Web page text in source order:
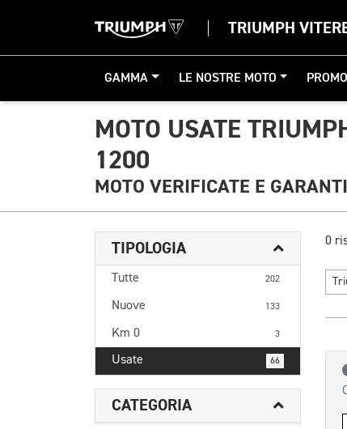
TRIUMPH
GAMMA LE NOSTRE MOTO
MOTO USATE
1200
MOTO VERIFICATE E
TIPOLOGIA
Tutte 202
Nuove 133
Km 0 3
Usate 66
CATEGORIA
0